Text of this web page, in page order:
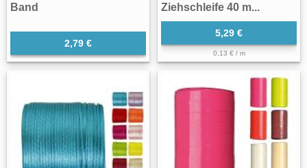
Band
2,79 €
Ziehschleife 40 m...
5,29 €
0,13 € / m